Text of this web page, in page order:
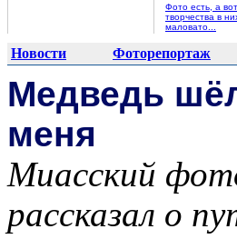
Фото есть, а вот
творчества в
маловато...
Новости Фоторепортаж
Медведь
меня
Миасский
рассказал о